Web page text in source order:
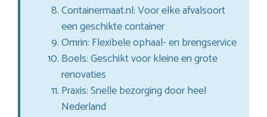
Containermaat.nl: Voor elke afvalsoort
een geschikte container
Omrin: Flexibele ophaal- en brengservice
Boels: Geschikt voor kleine en grote
renovaties
Praxis: Snelle bezorging door heel
Nederland